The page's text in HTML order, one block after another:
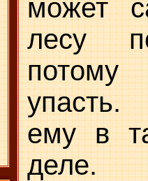
может
лесу
ему в
деле.